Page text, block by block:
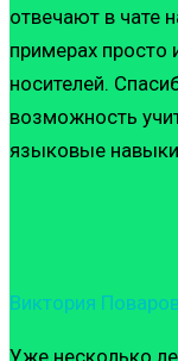
отвечают в чате
примерах просто
носителей.
возможность
языковые
Виктория
Уже несколько